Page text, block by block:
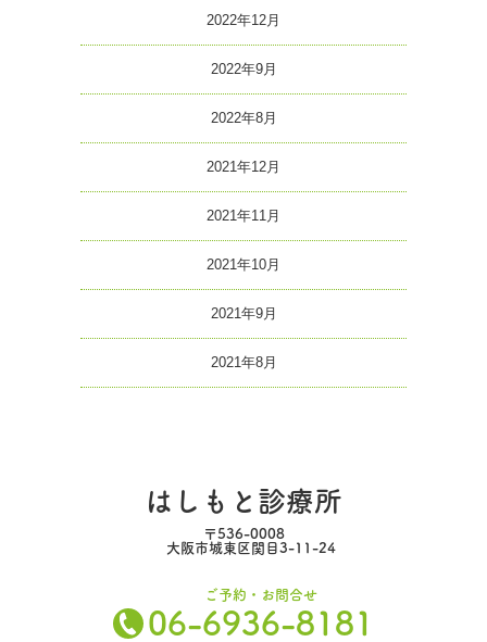
2022年12月
2022年9月
2022年8月
2021年12月
2021年11月
2021年10月
2021年9月
2021年8月
はしもと診療所
〒536-0008
大阪市城東区関目3-11-24
ご予約・お問合せ
06-6936-8181